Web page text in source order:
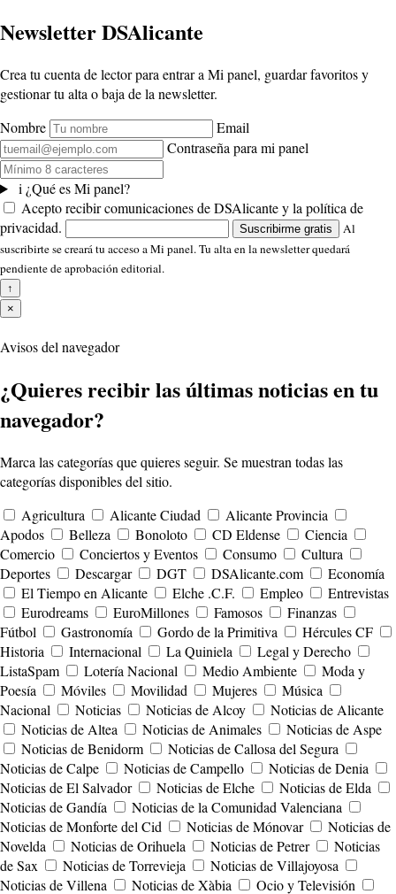
Newsletter DSAlicante
Crea tu cuenta de lector para entrar a Mi panel, guardar favoritos y
gestionar tu alta o baja de la newsletter.
Nombre
Email
Contraseña para mi panel
i ¿Qué es Mi panel?
Acepto recibir comunicaciones de DSAlicante y la política de
privacidad.
Suscribirme gratis
Al
suscribirte se creará tu acceso a Mi panel. Tu alta en la newsletter quedará
pendiente de aprobación editorial.
↑
×
Avisos del navegador
¿Quieres recibir las últimas noticias en tu
navegador?
Marca las categorías que quieres seguir. Se muestran todas las
categorías disponibles del sitio.
Agricultura
Alicante Ciudad
Alicante Provincia
Apodos
Belleza Bonoloto CD Eldense
Ciencia
Comercio
Conciertos y Eventos Consumo
Cultura
Deportes
Descargar DGT DSAlicante.com
Economía
El Tiempo en Alicante
Elche .C.F. Empleo
Entrevistas
Eurodreams
EuroMillones Famosos
Finanzas
Fútbol
Gastronomía Gordo de la Primitiva
Hércules CF
Historia
Internacional La Quiniela
Legal y Derecho
ListaSpam
Lotería Nacional Medio Ambiente
Moda y
Poesía
Móviles Movilidad Mujeres
Música
Nacional
Noticias Noticias de Alcoy
Noticias de Alicante
Noticias de Altea
Noticias de Animales
Noticias de Aspe
Noticias de Benidorm
Noticias de Callosa del Segura
Noticias de Calpe
Noticias de Campello
Noticias de Denia
Noticias de El Salvador
Noticias de Elche
Noticias de Elda
Noticias de Gandía
Noticias de la Comunidad Valenciana
Noticias de Monforte del Cid
Noticias de Mónovar
Noticias de
Novelda
Noticias de Orihuela Noticias de Petrer
Noticias
de Sax
Noticias de Torrevieja
Noticias de Villajoyosa
Noticias de Villena
Noticias de Xàbia Ocio y Televisión